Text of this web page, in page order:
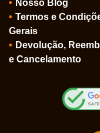
Nosso Blog
Termos e
Gerais
Devolução,
e Cancelamento